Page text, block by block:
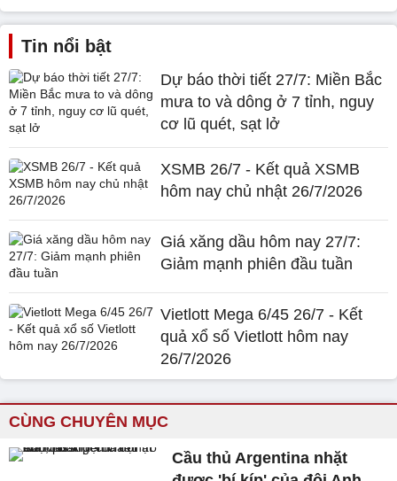
Tin nổi bật
Dự báo thời tiết 27/7: Miền Bắc
mưa to và dông ở 7 tỉnh, nguy
cơ lũ quét, sạt lở
XSMB 26/7 - Kết quả XSMB
hôm nay chủ nhật 26/7/2026
Giá xăng dầu hôm nay 27/7:
Giảm mạnh phiên đầu tuần
Vietlott Mega 6/45 26/7 - Kết
quả xổ số Vietlott hôm nay
26/7/2026
CÙNG CHUYÊN MỤC
Cầu thủ Argentina nhặt